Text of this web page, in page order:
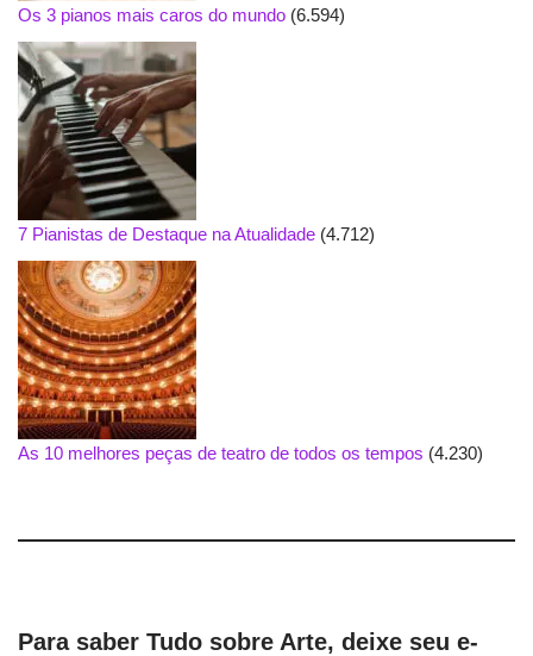
Os 3 pianos mais caros do mundo (6.594)
7 Pianistas de Destaque na Atualidade (4.712)
As 10 melhores peças de teatro de todos os tempos (4.230)
Para saber Tudo sobre Arte, deixe seu e-